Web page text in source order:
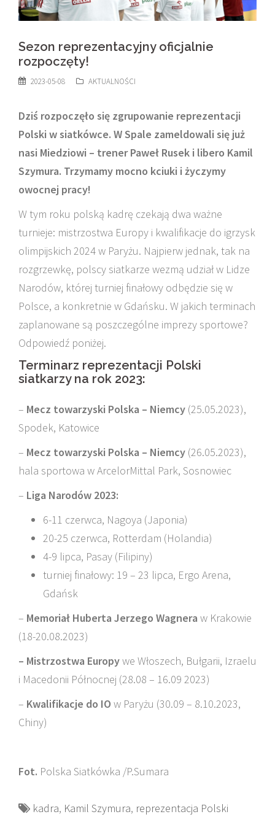
Sezon reprezentacyjny oficjalnie
rozpoczęty!
2023-05-08 AKTUALNOŚCI
Dziś rozpoczęło się zgrupowanie reprezentacji
Polski w siatkówce. W Spale zameldowali się już
nasi Miedziowi – trener Paweł Rusek i libero Kamil
Szymura. Trzymamy mocno kciuki i życzymy
owocnej pracy!
W tym roku polską kadrę czekają dwa ważne
turnieje: mistrzostwa Europy i kwalifikacje do igrzysk
olimpijskich 2024 w Paryżu. Najpierw jednak, tak na
rozgrzewkę, polscy siatkarze wezmą udział w Lidze
Narodów, której turniej finałowy odbędzie się w
Polsce, a konkretnie w Gdańsku. W jakich terminach
zaplanowane są poszczególne imprezy sportowe?
Odpowiedź poniżej.
Terminarz reprezentacji Polski
siatkarzy na rok 2023:
– Mecz towarzyski Polska – Niemcy (25.05.2023),
Spodek, Katowice
– Mecz towarzyski Polska – Niemcy (26.05.2023),
hala sportowa w ArcelorMittal Park, Sosnowiec
– Liga Narodów 2023:
6-11 czerwca, Nagoya (Japonia)
20-25 czerwca, Rotterdam (Holandia)
4-9 lipca, Pasay (Filipiny)
turniej finałowy: 19 – 23 lipca, Ergo Arena,
Gdańsk
– Memoriał Huberta Jerzego Wagnera w Krakowie
(18-20.08.2023)
– Mistrzostwa Europywe Włoszech, Bułgarii, Izraelu
i Macedonii Północnej (28.08 – 16.09 2023)
– Kwalifikacje do IO w Paryżu (30.09 – 8.10.2023,
Chiny)
Fot. Polska Siatkówka /P.Sumara
kadra, Kamil Szymura, reprezentacja Polski